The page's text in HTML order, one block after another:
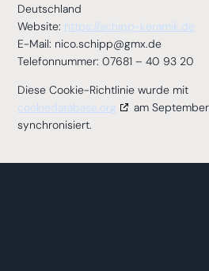
Deutschland
Website: https://schipp-keramik.de
E-Mail: nico.schipp@gmx.de
Telefonnummer: 07681 – 40 93 20
Diese Cookie-Richtlinie wurde mit
cookiedatabase.org
am
synchronisiert.